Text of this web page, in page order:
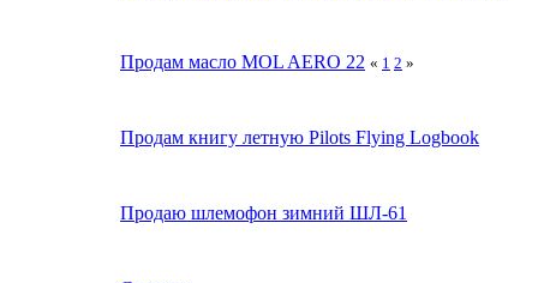
Продам масло MOL AERO 22 « 1 2 »
Продам книгу летную Pilots Flying Logbook
Продаю шлемофон зимний ШЛ-61